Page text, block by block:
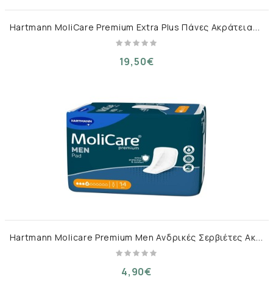
H
artmann MoliCare Premium Extra Plus Πάνες Ακράτειας Medium 30τμχ
19,50€
H
artmann Molicare Premium Men Ανδρικές Σερβιέτες Ακράτειας 14τμχ
4,90€